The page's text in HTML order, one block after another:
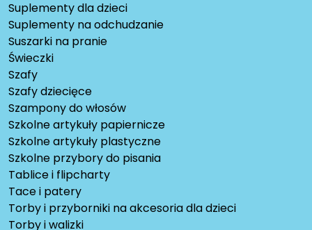
Suplementy dla dzieci
Suplementy na odchudzanie
Suszarki na pranie
Świeczki
Szafy
Szafy dziecięce
Szampony do włosów
Szkolne artykuły papiernicze
Szkolne artykuły plastyczne
Szkolne przybory do pisania
Tablice i flipcharty
Tace i patery
Torby i przyborniki na akcesoria dla dzieci
Torby i walizki